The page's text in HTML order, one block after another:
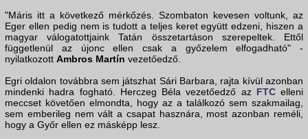
"Máris itt a következő mérkőzés. Szombaton kevesen voltunk, az
Eger ellen pedig nem is tudott a teljes keret együtt edzeni, hiszen a
magyar válogatottjaink Tatán összetartáson szerepeltek. Ettől
függetlenül az újonc ellen csak a győzelem elfogadható" -
nyilatkozott Ambros Martín vezetőedző.
Egri oldalon továbbra sem játszhat Sári Barbara, rajta kívül azonban
mindenki hadra fogható. Herczeg Béla vezetőedző az FTCelleni
meccset követően elmondta, hogy az a találkozó sem szakmailag,
sem emberileg nem vált a csapat hasznára, most azonban reméli,
hogy a Győr ellen ez másképp lesz.